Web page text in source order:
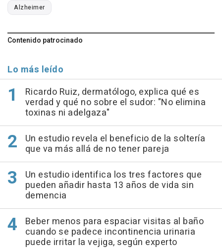
Alzheimer
Contenido patrocinado
Lo más leído
Ricardo Ruiz, dermatólogo, explica qué es
verdad y qué no sobre el sudor: "No elimina
toxinas ni adelgaza"
Un estudio revela el beneficio de la soltería
que va más allá de no tener pareja
Un estudio identifica los tres factores que
pueden añadir hasta 13 años de vida sin
demencia
Beber menos para espaciar visitas al baño
cuando se padece incontinencia urinaria
puede irritar la vejiga, según experto